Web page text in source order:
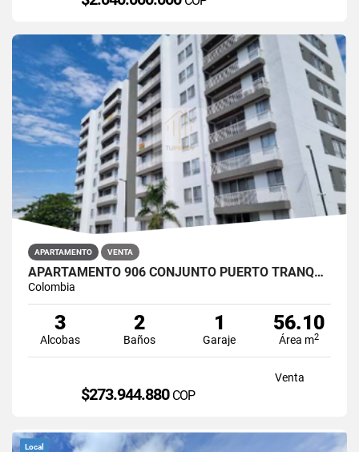
APARTAMENTO VENTA
APARTAMENTO 906 CONJUNTO PUERTO TRANQUILO ETAPA 2 B TORRE 3 RICAURTE
Colombia
3
Alcobas
2
Baños
1
Garaje
56.10
Área m2
Venta
$273.944.880 COP
Local